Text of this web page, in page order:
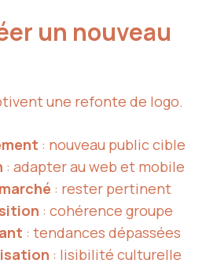
un nouveau
une refonte de logo.
: nouveau public cible
: adapter au web et mobile
: rester pertinent
: cohérence groupe
: tendances dépassées
: lisibilité culturelle